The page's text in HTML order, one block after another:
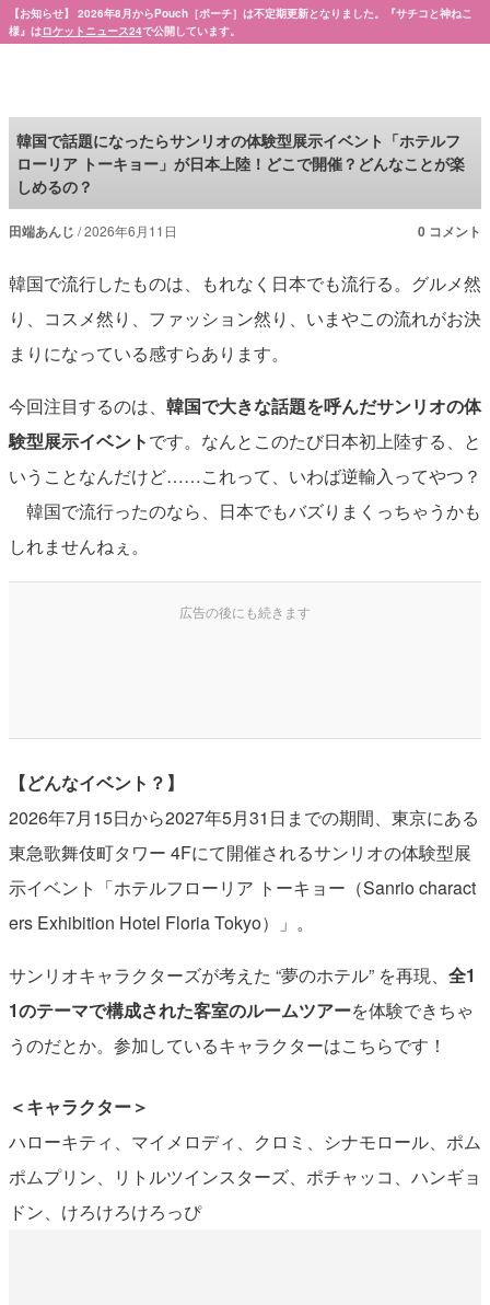
【お知らせ】 2026年8月からPouch［ポーチ］は不定期更新となりました。『サチコと神ねこ
様』はロケットニュース24で公開しています。
韓国で話題になったらサンリオの体験型展示イベント「ホテルフ
ローリア トーキョー」が日本上陸！どこで開催？どんなことが楽
しめるの？
田端あんじ 2026年6月11日 0 コメント
韓国で流行したものは、もれなく日本でも流行る。グルメ然
り、コスメ然り、ファッション然り、いまやこの流れがお決
まりになっている感すらあります。
今回注目するのは、 韓国で大きな話題を呼んだサンリオの体
験型展示イベントです。なんとこのたび日本初上陸する、と
いうことなんだけど……これって、いわば逆輸入ってやつ？
韓国で流行ったのなら、日本でもバズりまくっちゃうかも
しれませんねぇ。
【どんなイベント？】
2026年7月15日から2027年5月31日までの期間、東京にある
東急歌舞伎町タワー 4Fにて開催されるサンリオの体験型展
示イベント「ホテルフローリア トーキョー（Sanrio charact
ers Exhibition Hotel Floria Tokyo）」。
サンリオキャラクターズが考えた “夢のホテル” を再現、 全1
1のテーマで構成された客室のルームツアーを体験できちゃ
うのだとか。参加しているキャラクターはこちらです！
＜キャラクター＞
ハローキティ、マイメロディ、クロミ、シナモロール、ポム
ポムプリン、リトルツインスターズ、ポチャッコ、ハンギョ
ドン、けろけろけろっぴ